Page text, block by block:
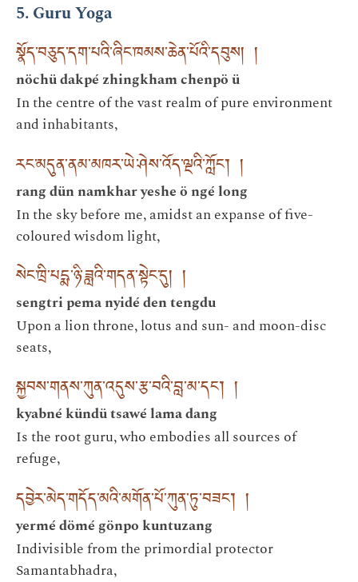
5. Guru Yoga
སྣོད་བཅུད་དག་པའི་ཞིང་ཁམས་ཆེན་པོའི་དབུས། །
nöchü dakpé zhingkham chenpö ü
In the centre of the vast realm of pure environment
and inhabitants,
རང་མདུན་ནམ་མཁར་ཡེ་ཤེས་འོད་ལྔའི་ཀློང་། །
rang dün namkhar yeshe ö ngé long
In the sky before me, amidst an expanse of five-
coloured wisdom light,
སེང་ཁྲི་པདྨ་ཉི་ཟླའི་གདན་སྟེང་དུ། །
sengtri pema nyidé den tengdu
Upon a lion throne, lotus and sun- and moon-disc
seats,
སྐྱབས་གནས་ཀུན་འདུས་རྩ་བའི་བླ་མ་དང་། །
kyabné kündü tsawé lama dang
Is the root guru, who embodies all sources of
refuge,
དབྱེར་མེད་གདོད་མའི་མགོན་པོ་ཀུན་ཏུ་བཟང་། །
yermé dömé gönpo kuntuzang
Indivisible from the primordial protector
Samantabhadra,